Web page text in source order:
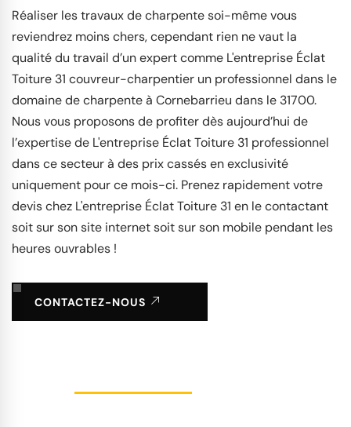
Réaliser les travaux de charpente soi-même vous
reviendrez moins chers, cependant rien ne vaut la
qualité du travail d’un expert comme L'entreprise Éclat
Toiture 31 couvreur-charpentier un professionnel dans le
domaine de charpente à Cornebarrieu dans le 31700.
Nous vous proposons de profiter dès aujourd’hui de
l’expertise de L'entreprise Éclat Toiture 31 professionnel
dans ce secteur à des prix cassés en exclusivité
uniquement pour ce mois-ci. Prenez rapidement votre
devis chez L'entreprise Éclat Toiture 31 en le contactant
soit sur son site internet soit sur son mobile pendant les
heures ouvrables !
CONTACTEZ-NOUS